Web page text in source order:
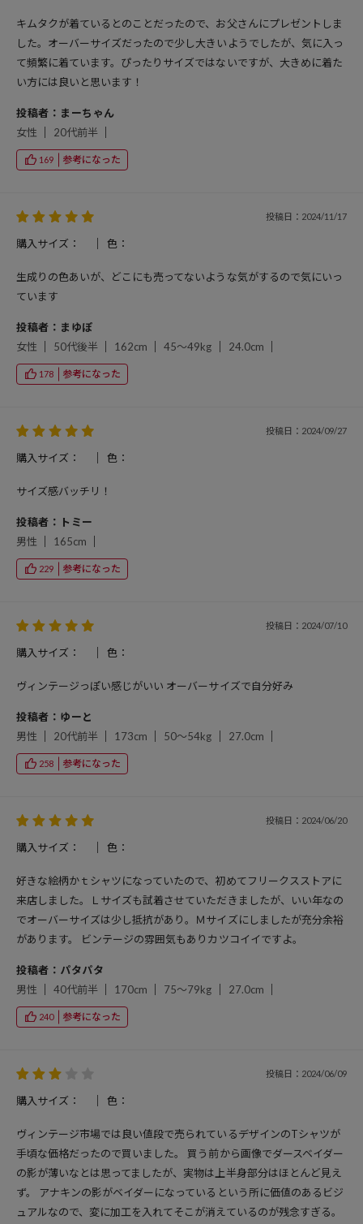
キムタクが着ているとのことだったので、お父さんにプレゼントしま
した。オーバーサイズだったので少し大きいようでしたが、気に入っ
て頻繁に着ています。ぴったりサイズではないですが、大きめに着た
い方には良いと思います！
投稿者：まーちゃん
女性
20代前半
169 参考になった
投稿日：2024/11/17
購入サイズ： 色：
生成りの色あいが、どこにも売ってないような気がするので気にいっ
ています
投稿者：まゆぽ
女性
50代後半 162cm 45～49kg 24.0cm
178 参考になった
投稿日：2024/09/27
購入サイズ： 色：
サイズ感バッチリ！
投稿者：トミー
男性
165cm
229 参考になった
投稿日：2024/07/10
購入サイズ： 色：
ヴィンテージっぽい感じがいい オーバーサイズで自分好み
投稿者：ゆーと
男性
20代前半 173cm 50～54kg 27.0cm
258 参考になった
投稿日：2024/06/20
購入サイズ： 色：
好きな絵柄かｔシャツになっていたので、初めてフリークスストアに
来店しました。Ｌサイズも試着させていただきましたが、いい年なの
でオーバーサイズは少し抵抗があり。Ｍサイズにしましたが充分余裕
があります。 ビンテージの雰囲気もありカツコイイですよ。
投稿者：パタパタ
男性
40代前半 170cm 75～79kg 27.0cm
240 参考になった
投稿日：2024/06/09
購入サイズ： 色：
ヴィンテージ市場では良い値段で売られているデザインのTシャツが
手頃な価格だったので買いました。 買う前から画像でダースベイダー
の影が薄いなとは思ってましたが、実物は上半身部分はほとんど見え
ず。 アナキンの影がベイダーになっているという所に価値のあるビジ
ュアルなので、変に加工を入れてそこが消えているのが残念すぎる。